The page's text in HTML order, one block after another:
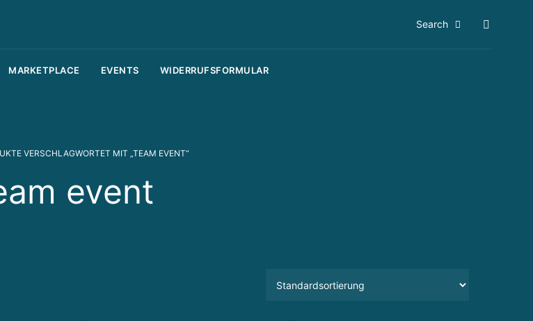
Search
MARKETPLACE EVENTS WIDERRUFSFORMULAR
VERSCHLAGWORTET MIT „TEAM EVENT“
event